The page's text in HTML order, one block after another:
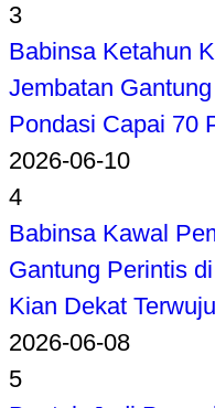
3
Babinsa Ketahun
Jembatan
Pondasi Capai 70
2026-06-10
4
Babinsa Kawal
Gantung Perintis
Kian Dekat
2026-06-08
5